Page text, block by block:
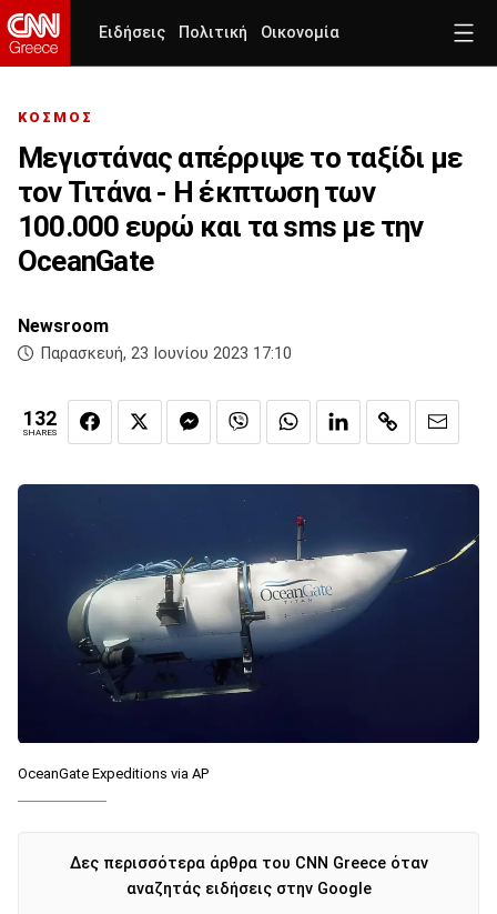
Ειδήσεις Πολιτική Οικονομία
ΚΟΣΜΟΣ
Μεγιστάνας απέρριψε το ταξίδι με
τον Τιτάνα - Η έκπτωση των
100.000 ευρώ και τα sms με την
OceanGate
Newsroom
Παρασκευή, 23 Ιουνίου 2023 17:10
132
SHARES
OceanGate Expeditions via AP
Δες περισσότερα άρθρα του CNN Greece όταν
αναζητάς ειδήσεις στην Google